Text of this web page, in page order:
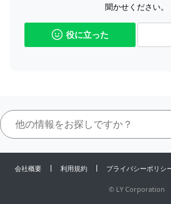
聞かせください。
役に立った
会社概要 利用規約 プライバシーポリシ
© LY Corporation